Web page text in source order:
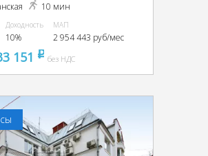
10 мин
Доходность
10%
МАП
2 954 443 руб/мес
151 pуббез НДС